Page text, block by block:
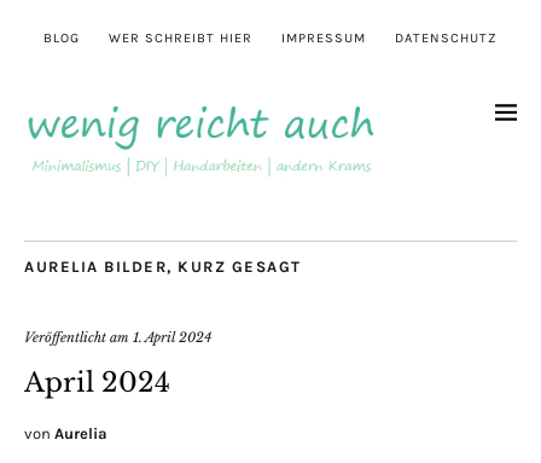
BLOG WER SCHREIBT HIER IMPRESSUM DATENSCHUTZ
AURELIA BILDER, KURZ GESAGT
Veröffentlicht am 1. April 2024
April 2024
von Aurelia